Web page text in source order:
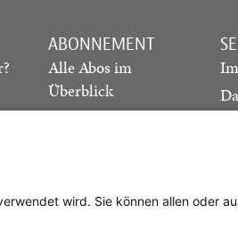
ABONNEMENT
Alle Abos im
Überblick
Print-Abo
Studierenden-Abo
wird. Sie können allen oder